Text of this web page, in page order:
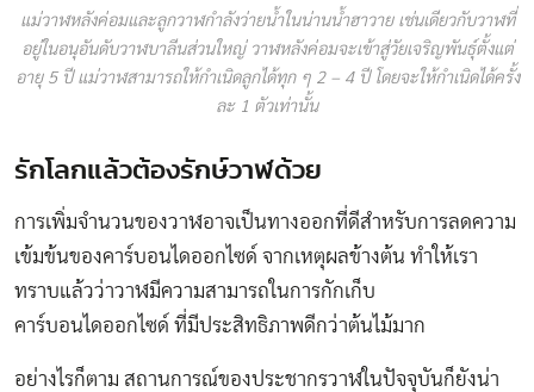
แม่วาฬหลังค่อมและลูกวาฬกำลังว่ายน้ำในน่านน้ำฮาวาย เช่นเดียวกับวาฬที่
อยู่ในอนุอันดับวาฬบาลีนส่วนใหญ่ วาฬหลังค่อมจะเข้าสู่วัยเจริญพันธุ์ตั้งแต่
อายุ 5 ปี แม่วาฬสามารถให้กำเนิดลูกได้ทุก ๆ 2 – 4 ปี โดยจะให้กำเนิดได้ครั้ง
ละ 1 ตัวเท่านั้น
รักโลกแล้วต้องรักษ์วาฬด้วย
การเพิ่มจำนวนของวาฬอาจเป็นทางออกที่ดีสำหรับการลดความ
เข้มข้นของคาร์บอนไดออกไซด์ จากเหตุผลข้างต้น ทำให้เรา
ทราบแล้วว่าวาฬมีความสามารถในการกักเก็บ
คาร์บอนไดออกไซด์ ที่มีประสิทธิภาพดีกว่าต้นไม้มาก
อย่างไรก็ตาม สถานการณ์ของประชากรวาฬในปัจจุบันก็ยังน่า